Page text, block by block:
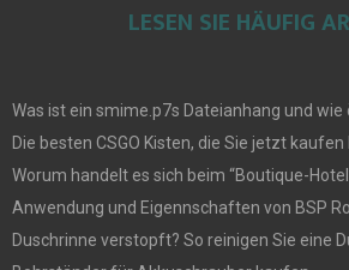
LESEN SIE HÄUFIG
Was ist ein smime.p7s Dateianhang und wie
Die besten CSGO Kisten, die Sie jetzt
Worum handelt es sich beim “Boutique-
Anwendung und Eigennschaften von BSP
Duschrinne verstopft? So reinigen Sie eine